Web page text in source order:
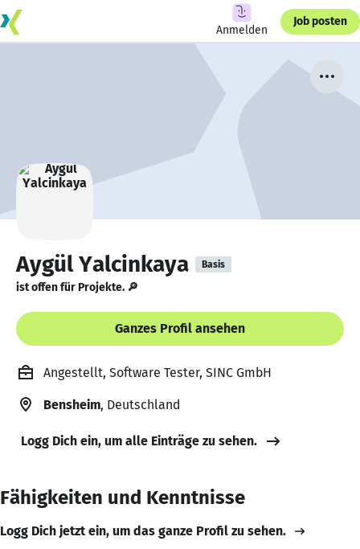
Anmelden
Job posten
Aygül Yalcinkaya Basis
ist offen für Projekte. 🔎
Ganzes Profil ansehen
Angestellt, Software Tester, SINC GmbH
Bensheim, Deutschland
Logg Dich ein, um alle Einträge zu sehen.
Fähigkeiten und Kenntnisse
Logg Dich jetzt ein, um das ganze Profil zu sehen.